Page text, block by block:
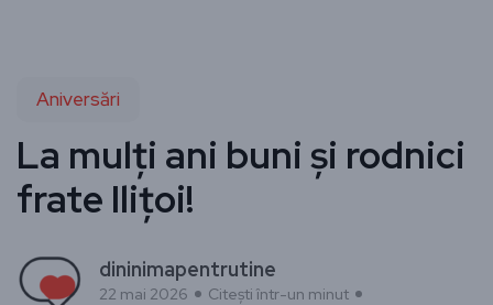
Aniversări
La mulți ani buni și rodnici
frate Ilițoi!
dininimapentrutine
22 mai 2026
Citești într-un minut